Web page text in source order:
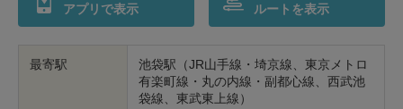
オンライン修理見積もりサービス（配送修理）
よくあるご質問
アプリで表示
ルートを表示
最寄駅
池袋駅（JR山手線・埼京線、東京メトロ
有楽町線・丸の内線・副都心線、西武池
袋線、東武東上線）